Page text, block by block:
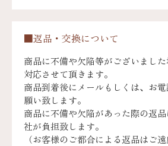
■返品・交換について
商品に不備や欠陥等がございまし
対応させて頂きます。
商品到着後にメールもしくは、お
願い致します。
商品に不備や欠陥があった際の返
社が負担致します。
（お客様のご都合による返品はご遠